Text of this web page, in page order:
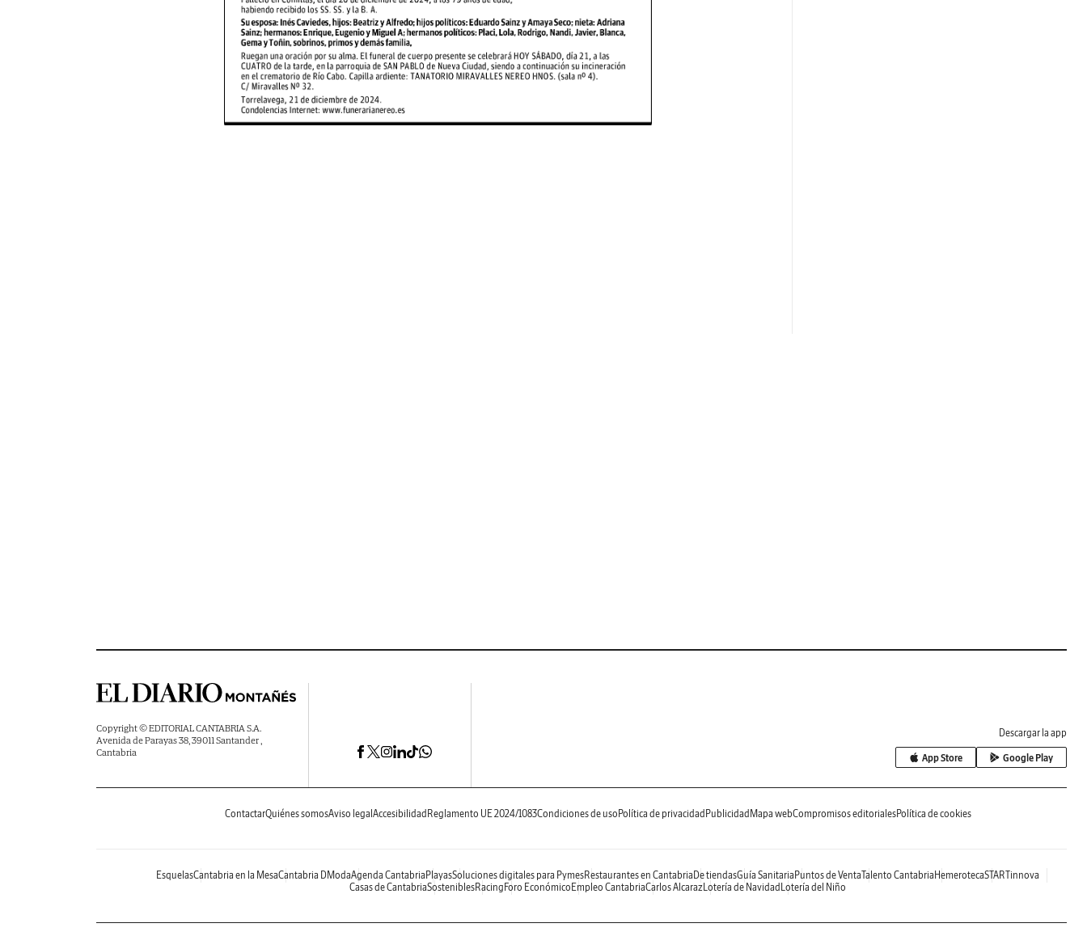
Copyright © EDITORIAL CANTABRIA S.A.
Avenida de Parayas 38, 39011 Santander ,
Cantabria
Descargar la app
App Store Google Play
ContactarQuiénes somosAviso legal Accesibilidad Reglamento UE 2024/1083Condiciones de uso Política de privacidad Publicidad Mapa webCompromisos editorialesPolítica de cookies
EsquelasCantabria en la MesaCantabria DModaAgenda Cantabria PlayasSoluciones digitales para PymesRestaurantes en Cantabria De tiendasGuía Sanitaria Puntos de VentaTalento Cantabria HemerotecaSTARTinnova
Casas de CantabriaSosteniblesRacing Foro Económico Empleo CantabriaCarlos AlcarazLotería de Navidad Lotería del Niño